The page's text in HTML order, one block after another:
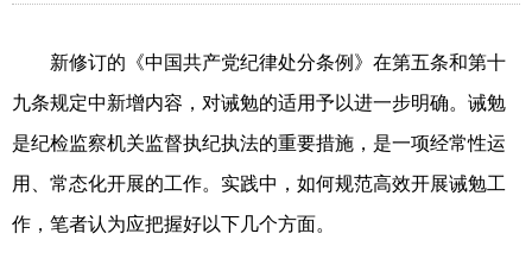
新修订的《中国共产党纪律处分条例》在第五条和第十
九条规定中新增内容，对诫勉的适用予以进一步明确。诫勉
是纪检监察机关监督执纪执法的重要措施，是一项经常性运
用、常态化开展的工作。实践中，如何规范高效开展诫勉工
作，笔者认为应把握好以下几个方面。